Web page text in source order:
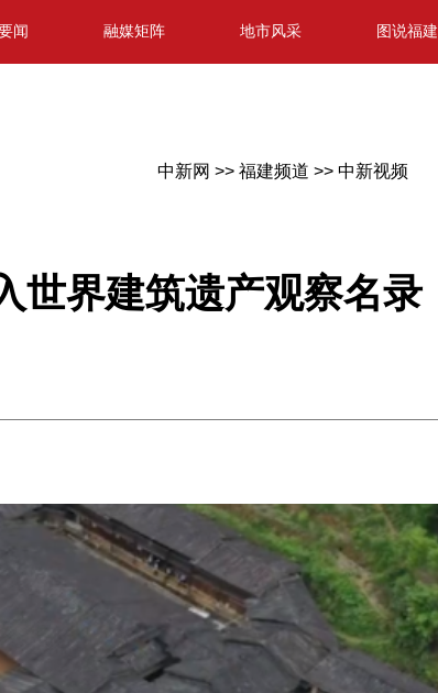
闻 融媒矩阵 地市风采 图说福建
中新网 >> 福建频道 >> 中新视频
世界建筑遗产观察名录